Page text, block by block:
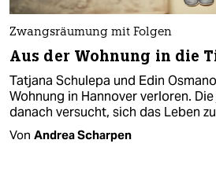
Zwangsräumung mit Folgen
Aus der Wohnung in die
Tatjana Schulepa und Edin
Wohnung in Hannover verloren.
danach versucht, sich das Leben
Von Andrea Scharpen